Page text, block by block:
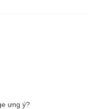
ưng ý?